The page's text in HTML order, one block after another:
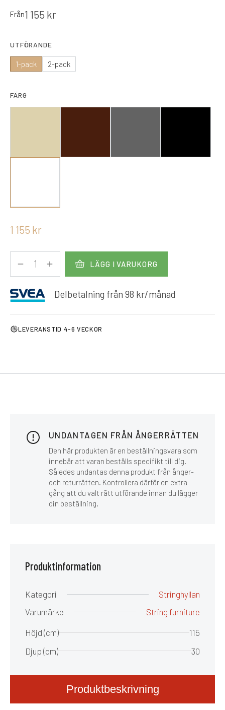
Från1 155 kr
UTFÖRANDE
1-pack 2-pack
FÄRG
1 155 kr
LÄGG I VARUKORG
Delbetalning från 98 kr/månad
LEVERANSTID 4-6 VECKOR
UNDANTAGEN FRÅN ÅNGERRÄTTEN
Den här produkten är en beställningsvara som
innebär att varan beställs specifikt till dig.
Således undantas denna produkt från ånger-
och returrätten. Kontrollera därför en extra
gång att du valt rätt utförande innan du lägger
din beställning.
Produktbeskrivning
Produktinformation
Kategori
Stringhyllan
Varumärke
String furniture
Höjd (cm)
115
Djup (cm)
30